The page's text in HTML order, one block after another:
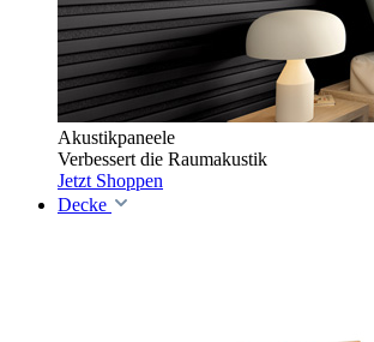
Akustikpaneele
Verbessert die Raumakustik
Jetzt Shoppen
Decke